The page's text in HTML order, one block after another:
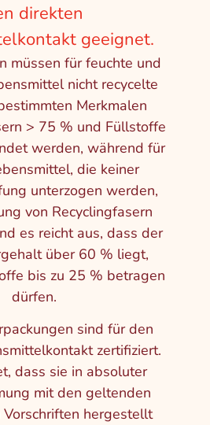
direkten
geeignet.
müssen für feuchte und
nicht recycelte
Merkmalen
> 75 % und Füllstoffe
werden, während für
die keiner
unterzogen werden,
von Recyclingfasern
es reicht aus, dass der
über 60 % liegt,
bis zu 25 % betragen
dürfen.
sind für den
zertifiziert.
dass sie in absoluter
mit den geltenden
Vorschriften hergestellt